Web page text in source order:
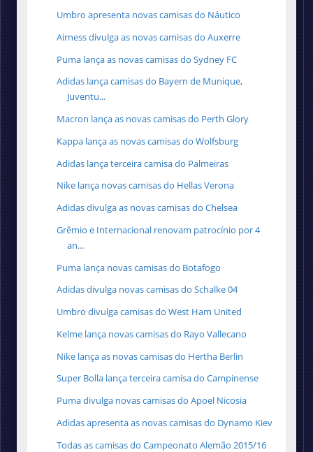
Umbro apresenta novas camisas do Náutico
Airness divulga as novas camisas do Auxerre
Puma lança as novas camisas do Sydney FC
Adidas lança camisas do Bayern de Munique,
Juventu...
Macron lança as novas camisas do Perth Glory
Kappa lança as novas camisas do Wolfsburg
Adidas lança terceira camisa do Palmeiras
Nike lança novas camisas do Hellas Verona
Adidas divulga as novas camisas do Chelsea
Grêmio e Internacional renovam patrocínio por 4
an...
Puma lança novas camisas do Botafogo
Adidas divulga novas camisas do Schalke 04
Umbro divulga camisas do West Ham United
Kelme lança novas camisas do Rayo Vallecano
Nike lança as novas camisas do Hertha Berlin
Super Bolla lança terceira camisa do Campinense
Puma divulga novas camisas do Apoel Nicosia
Adidas apresenta as novas camisas do Dynamo Kiev
Todas as camisas do Campeonato Alemão 2015/16